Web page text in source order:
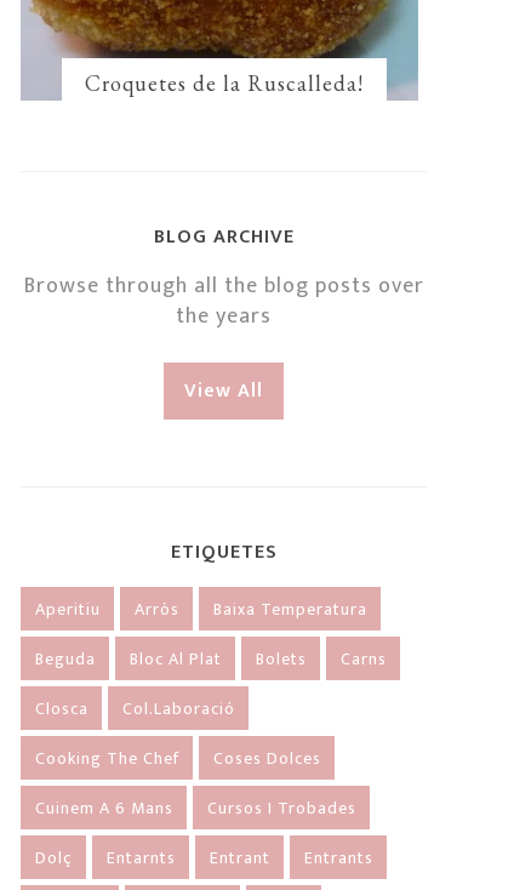
Croquetes de la Ruscalleda!
BLOG ARCHIVE
Browse through all the blog posts over
the years
View All
ETIQUETES
Aperitiu Arròs
Baixa Temperatura
Beguda
Bloc Al Plat Bolets
Carns
Closca
Col.laboració
Cooking The Chef
Coses Dolces
Cuinem A 6 Mans
Cursos I Trobades
Dolç
Entarnts Entrant Entrants